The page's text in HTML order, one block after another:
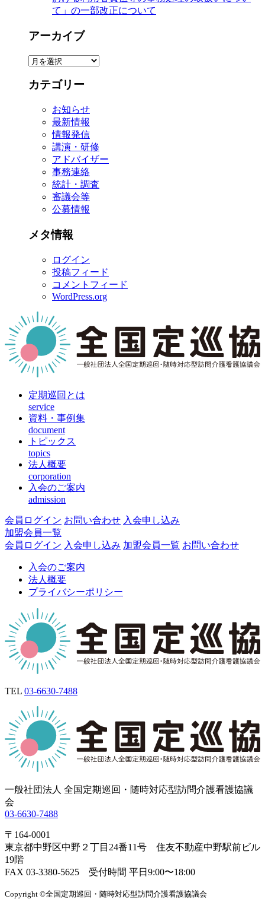
て」の一部改正について
アーカイブ
ア
カ
カテゴリー
お知らせ
最新情報
情報発信
講演・研修
アドバイザー
事務連絡
統計・調査
審議会等
公募情報
メタ情報
ログイン
投稿フィード
コメントフィード
WordPress.org
定期巡回とは
service
資料・事例集
document
トピックス
topics
法人概要
corporation
入会のご案内
admission
会員ログイン お問い合わせ 入会申し込み
加盟会員一覧
会員ログイン 入会申し込み 加盟会員一覧 お問い合わせ
入会のご案内
法人概要
プライバシーポリシー
TEL 03-6630-7488
一般社団法人 全国定期巡回・随時対応型訪問介護看護協議
会
03-6630-7488
〒164-0001
東京都中野区中野２丁目24番11号 住友不動産中野駅前ビル
19階
FAX 03-3380-5625 受付時間 平日9:00〜18:00
Copyright ©全国定期巡回・随時対応型訪問介護看護協議会